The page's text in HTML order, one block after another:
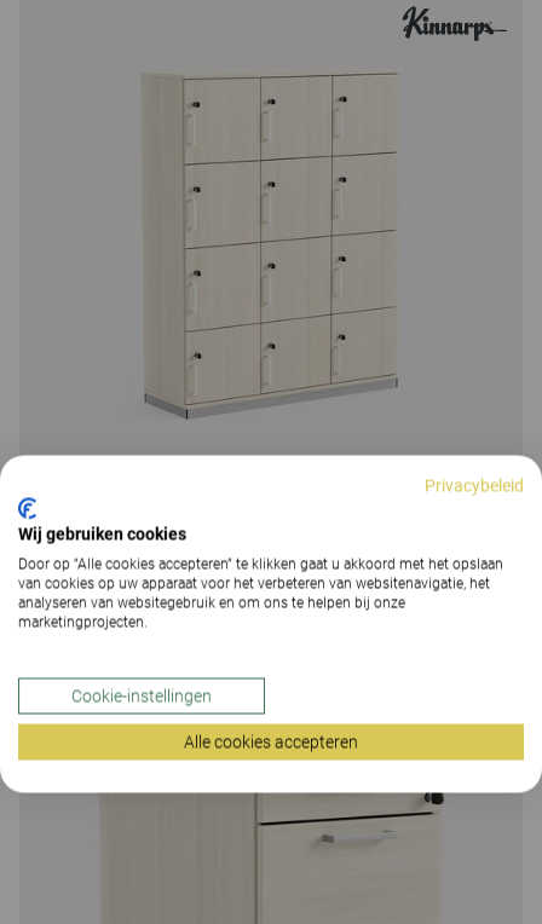
Space
Space lockers
48 Kleuren & Materialen |177 Varianten
Privacybeleid
Wij gebruiken cookies
Door op “Alle cookies accepteren” te klikken gaat u akkoord met het opslaan
van cookies op uw apparaat voor het verbeteren van websitenavigatie, het
analyseren van websitegebruik en om ons te helpen bij onze
marketingprojecten.
Cookie-instellingen
Alle cookies accepteren